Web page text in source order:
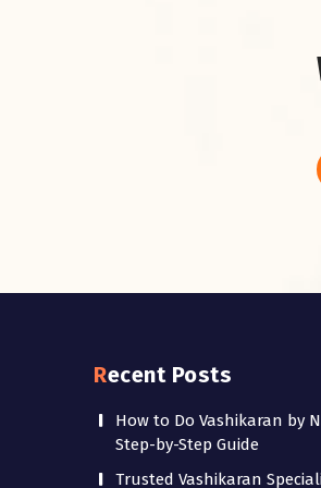
Recent Posts
How to Do Vashikaran by
Step-by-Step Guide
Trusted Vashikaran